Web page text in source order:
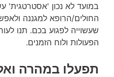
במועד לא נכון 'אסטרטגית'
החולים/הרופא למגננה
שעשוייה לפגוע בכם. תנו
הפעולות ולוח הזמנים.
תפעלו במהרה